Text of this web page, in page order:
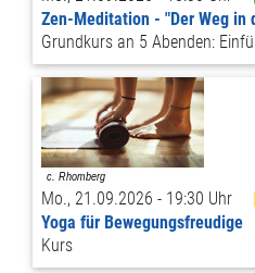
Zen-Meditation - "Der Weg in
Grundkurs an 5 Abenden:
Mo., 21.09.2026 - 19:30 Uhr
Yoga für Bewegungsfreudige
Kurs